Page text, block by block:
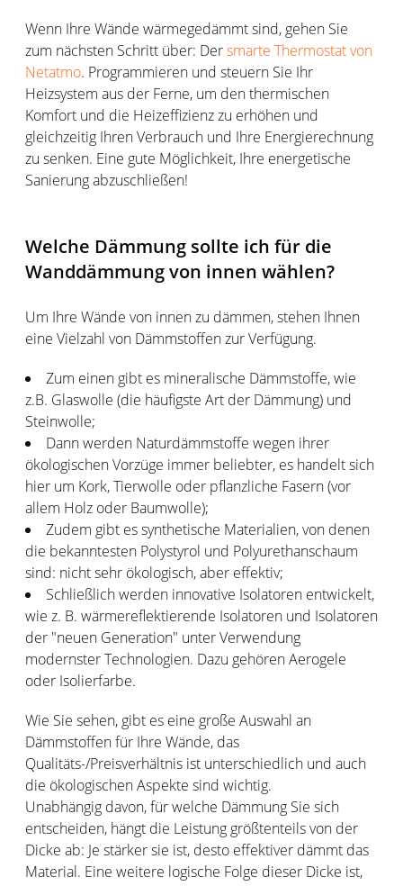
Wenn Ihre Wände wärmegedämmt sind, gehen Sie
zum nächsten Schritt über: Dersmarte Thermostat von
Netatmo. Programmieren und steuern Sie Ihr
Heizsystem aus der Ferne, um den thermischen
Komfort und die Heizeffizienz zu erhöhen und
gleichzeitig Ihren Verbrauch und Ihre Energierechnung
zu senken. Eine gute Möglichkeit, Ihre energetische
Sanierung abzuschließen!
Welche Dämmung sollte ich für die
Wanddämmung von innen wählen?
Um Ihre Wände von innen zu dämmen, stehen Ihnen
eine Vielzahl von Dämmstoffen zur Verfügung.
Zum einen gibt es mineralische Dämmstoffe, wie
z.B. Glaswolle (die häufigste Art der Dämmung) und
Steinwolle;
Dann werden Naturdämmstoffe wegen ihrer
ökologischen Vorzüge immer beliebter, es handelt sich
hier um Kork, Tierwolle oder pflanzliche Fasern (vor
allem Holz oder Baumwolle);
Zudem gibt es synthetische Materialien, von denen
die bekanntesten Polystyrol und Polyurethanschaum
sind: nicht sehr ökologisch, aber effektiv;
Schließlich werden innovative Isolatoren entwickelt,
wie z. B. wärmereflektierende Isolatoren und Isolatoren
der "neuen Generation" unter Verwendung
modernster Technologien. Dazu gehören Aerogele
oder Isolierfarbe.
Wie Sie sehen, gibt es eine große Auswahl an
Dämmstoffen für Ihre Wände, das
Qualitäts-/Preisverhältnis ist unterschiedlich und auch
die ökologischen Aspekte sind wichtig.
Unabhängig davon, für welche Dämmung Sie sich
entscheiden, hängt die Leistung größtenteils von der
Dicke ab: Je stärker sie ist, desto effektiver dämmt das
Material. Eine weitere logische Folge dieser Dicke ist,